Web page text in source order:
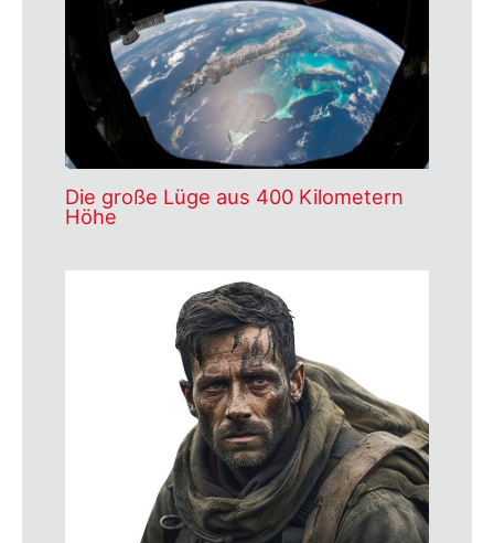
Die große Lüge aus 400 Kilometern
Höhe